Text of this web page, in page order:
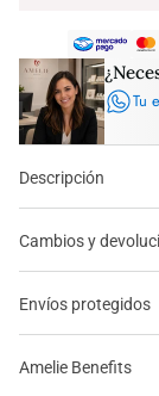
Tu
Descripción
Cambios y
Envíos protegidos
Amelie Benefits